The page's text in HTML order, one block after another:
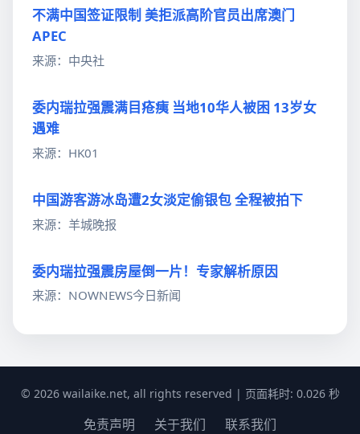
不满中国签证限制 美拒派高阶官员出席澳门
APEC
来源：中央社
委内瑞拉强震满目疮痍 当地10华人被困 13岁女
遇难
来源：HK01
中国游客游冰岛遭2女淡定偷银包 全程被拍下
来源：羊城晚报
委内瑞拉强震房屋倒一片！专家解析原因
来源：NOWNEWS今日新闻
© 2026 wailaike.net, all rights reserved | 页面耗时: 0.026 秒
免责声明 关于我们 联系我们